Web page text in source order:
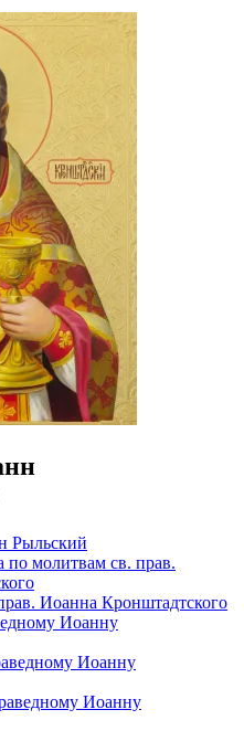
Рыльский
по молитвам св. прав.
Иоанна Кронштадтского
Иоанну
Иоанну
Иоанну